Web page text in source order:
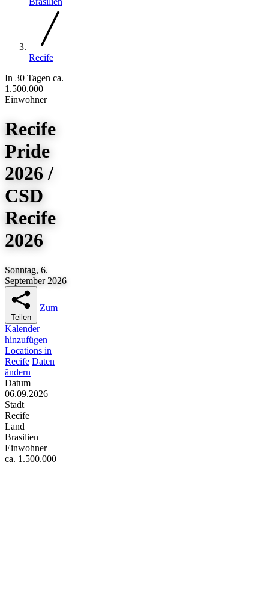
Recife
In 30 Tagen ca.
1.500.000
Einwohner
Recife
Pride
2026 /
CSD
Recife
2026
Sonntag, 6.
September 2026
Teilen
Zum
Kalender
hinzufügen
Locations in
Recife Daten
ändern
Datum
06.09.2026
Stadt
Recife
Land
Brasilien
Einwohner
ca. 1.500.000